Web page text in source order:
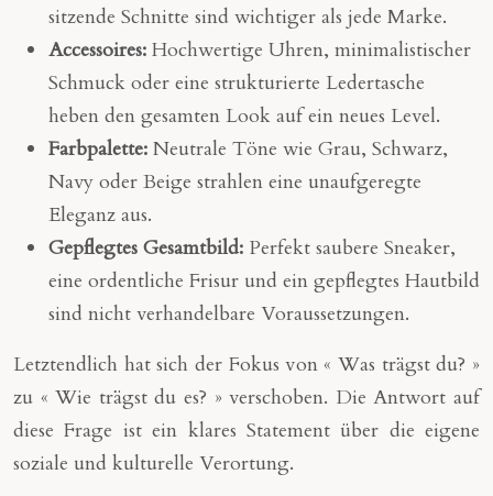
sitzende Schnitte sind wichtiger als jede Marke.
Accessoires: Hochwertige Uhren, minimalistischer
Schmuck oder eine strukturierte Ledertasche
heben den gesamten Look auf ein neues Level.
Farbpalette: Neutrale Töne wie Grau, Schwarz,
Navy oder Beige strahlen eine unaufgeregte
Eleganz aus.
Gepflegtes Gesamtbild: Perfekt saubere Sneaker,
eine ordentliche Frisur und ein gepflegtes Hautbild
sind nicht verhandelbare Voraussetzungen.
Letztendlich hat sich der Fokus von « Was trägst du? »
zu « Wie trägst du es? » verschoben. Die Antwort auf
diese Frage ist ein klares Statement über die eigene
soziale und kulturelle Verortung.